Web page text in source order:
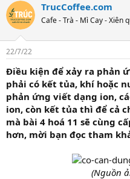
s
t
a
r
t
e
r
ử
i
TrucCoffee.com
Cafe - Trà - Mì Cay - Xiên
22/7/22
Điều kiện để xảy ra phản
phải có kết tủa, khí hoặc
phản ứng viết dạng ion,
ion, còn kết tủa thì để cả
mà bài 4 hoá 11 sẽ cùng
hơn, mời bạn đọc tham
(Nguồn